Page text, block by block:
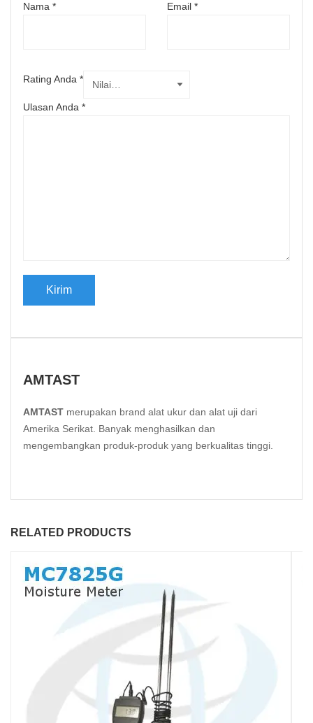
Nama * Email *
Rating Anda *
Ulasan Anda *
AMTAST
AMTAST merupakan brand alat ukur dan alat uji dari
Amerika Serikat. Banyak menghasilkan dan
mengembangkan produk-produk yang berkualitas tinggi.
RELATED PRODUCTS